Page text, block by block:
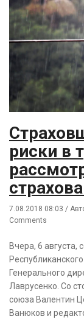
риски в
7.08.2018 08:03 /
Comments
Вчера, 6 августа,
Генерального
Лаврусенко. Со
союза Валентин
Ванюков и